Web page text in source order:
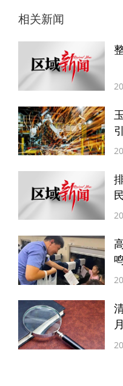
现明火，浓烟和有
逃生速度，
吸入
失去生命。
内，应迅速用干粉
灭火。严禁用水基
灭火处理，否则极
立即撤离
若火势已经失控，
即撤离。
求助报警
撤离到安全区域
相关新闻